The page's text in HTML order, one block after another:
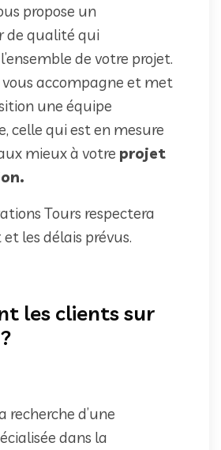
propose un
de qualité qui
de votre projet.
vous accompagne et met
une équipe
celle qui est en mesure
mieux à votre projet
Tours respectera
les délais prévus.
les clients sur
recherche d’une
dans la